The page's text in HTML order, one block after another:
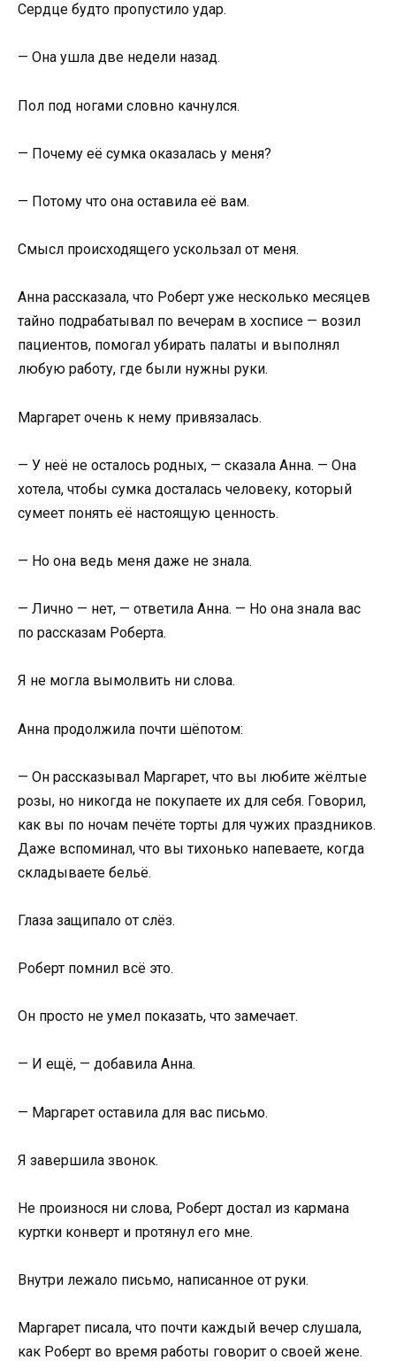
Сердце будто пропустило удар.
— Она ушла две недели назад.
Пол под ногами словно качнулся.
— Почему её сумка оказалась у меня?
— Потому что она оставила её вам.
Смысл происходящего ускользал от меня.
Анна рассказала, что Роберт уже несколько месяцев
тайно подрабатывал по вечерам в хосписе — возил
пациентов, помогал убирать палаты и выполнял
любую работу, где были нужны руки.
Маргарет очень к нему привязалась.
— У неё не осталось родных, — сказала Анна. — Она
хотела, чтобы сумка досталась человеку, который
сумеет понять её настоящую ценность.
— Но она ведь меня даже не знала.
— Лично — нет, — ответила Анна. — Но она знала вас
по рассказам Роберта.
Я не могла вымолвить ни слова.
Анна продолжила почти шёпотом:
— Он рассказывал Маргарет, что вы любите жёлтые
розы, но никогда не покупаете их для себя. Говорил,
как вы по ночам печёте торты для чужих праздников.
Даже вспоминал, что вы тихонько напеваете, когда
складываете бельё.
Глаза защипало от слёз.
Роберт помнил всё это.
Он просто не умел показать, что замечает.
— И ещё, — добавила Анна.
— Маргарет оставила для вас письмо.
Я завершила звонок.
Не произнося ни слова, Роберт достал из кармана
куртки конверт и протянул его мне.
Внутри лежало письмо, написанное от руки.
Маргарет писала, что почти каждый вечер слушала,
как Роберт во время работы говорит о своей жене.